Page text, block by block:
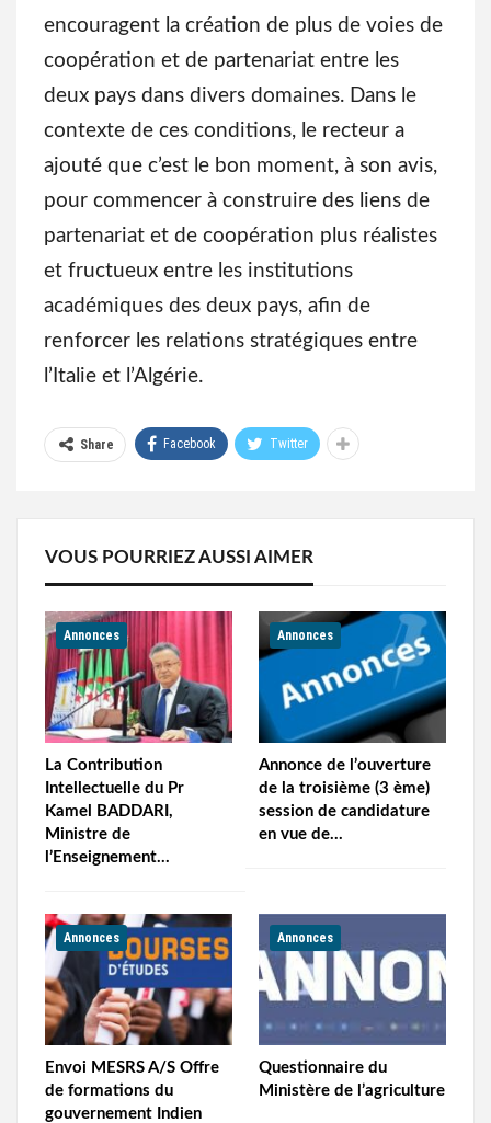
encouragent la création de plus de voies de
coopération et de partenariat entre les
deux pays dans divers domaines. Dans le
contexte de ces conditions, le recteur a
ajouté que c’est le bon moment, à son avis,
pour commencer à construire des liens de
partenariat et de coopération plus réalistes
et fructueux entre les institutions
académiques des deux pays, afin de
renforcer les relations stratégiques entre
l’Italie et l’Algérie.
Share Facebook Twitter
VOUS POURRIEZ AUSSI AIMER
Annonces
La Contribution
Intellectuelle du Pr
Kamel BADDARI,
Ministre de
l’Enseignement…
Annonces
Annonce de l’ouverture
de la troisième (3 ème)
session de candidature
en vue de…
Annonces
Envoi MESRS A/S Offre
de formations du
gouvernement Indien
Annonces
Questionnaire du
Ministère de l’agriculture